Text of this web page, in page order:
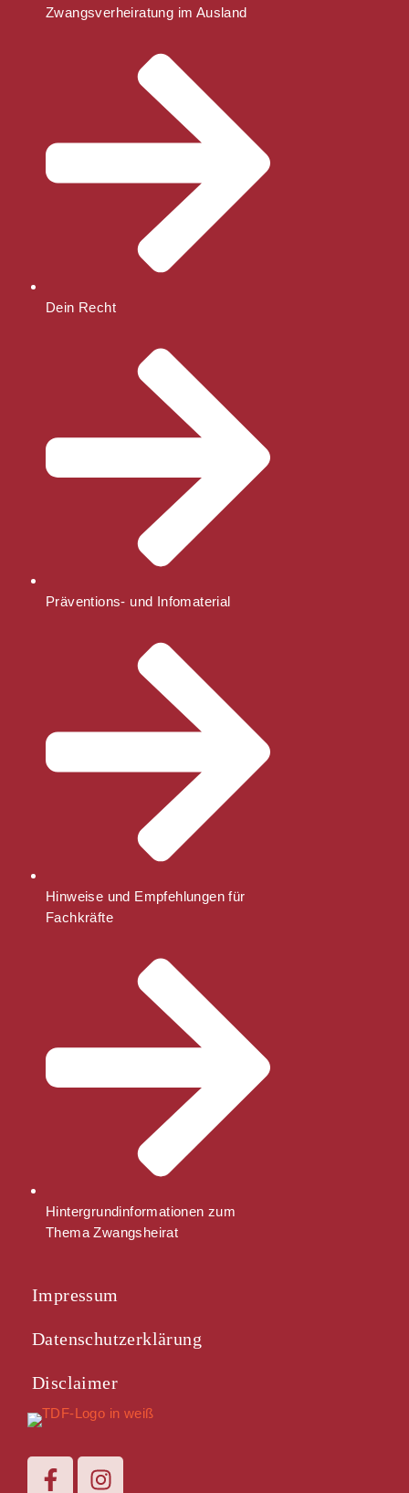
Zwangsverheiratung im Ausland
Dein Recht
Präventions- und Infomaterial
Hinweise und Empfehlungen für
Fachkräfte
Hintergrundinformationen zum
Thema Zwangsheirat
Impressum
Datenschutzerklärung
Disclaimer